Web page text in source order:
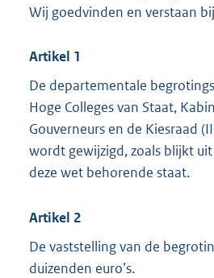
Wij goedvinden en verstaan
Artikel 1
De departementale
Hoge Colleges van Staat,
Gouverneurs en de Kiesraad
wordt gewijzigd, zoals blijkt
deze wet behorende staat.
Artikel 2
De vaststelling van de
duizenden euro’s.